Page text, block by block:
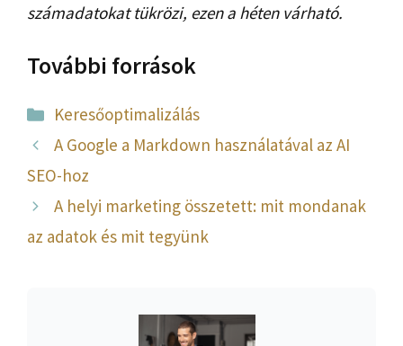
számadatokat tükrözi, ezen a héten várható.
További források
Kategória
Keresőoptimalizálás
A Google a Markdown használatával az AI
SEO-hoz
A helyi marketing összetett: mit mondanak
az adatok és mit tegyünk